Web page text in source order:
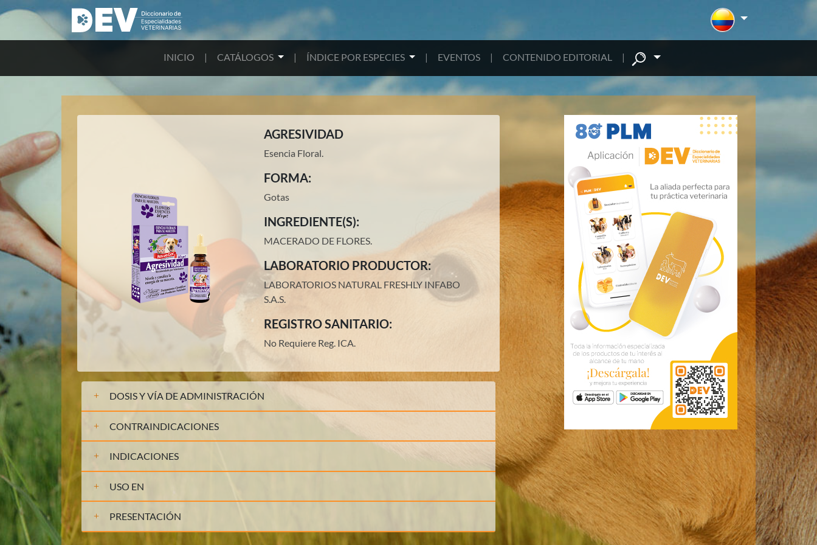
INICIO | CATÁLOGOS | ÍNDICE POR ESPECIES | EVENTOS | CONTENIDO EDITORIAL |
AGRESIVIDAD
Esencia Floral.
FORMA:
Gotas
INGREDIENTE(S):
MACERADO DE FLORES.
LABORATORIO PRODUCTOR:
LABORATORIOS NATURAL FRESHLY INFABO
S.A.S.
REGISTRO SANITARIO:
No Requiere Reg. ICA.
DOSIS Y VÍA DE ADMINISTRACIÓN
CONTRAINDICACIONES
INDICACIONES
USO EN
PRESENTACIÓN